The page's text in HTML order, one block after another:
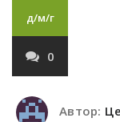
д/м/г
0
Автор: